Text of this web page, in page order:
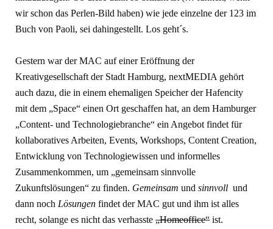
wir schon das Perlen-Bild haben) wie jede einzelne der 123 im
Buch von Paoli, sei dahingestellt. Los geht´s.
Gestern war der MAC auf einer Eröffnung der
Kreativgesellschaft der Stadt Hamburg, nextMEDIA gehört
auch dazu, die in einem ehemaligen Speicher der Hafencity
mit dem „Space“ einen Ort geschaffen hat, an dem Hamburger
„Content- und Technologiebranche“ ein Angebot findet für
kollaboratives Arbeiten, Events, Workshops, Content Creation,
Entwicklung von Technologiewissen und informelles
Zusammenkommen, um „gemeinsam sinnvolle
Zukunftslösungen“ zu finden. Gemeinsamundsinnvoll und
dann nochLösungenfindet der MAC gut und ihm ist alles
recht, solange es nicht das verhasste„Homeoffice“ist.